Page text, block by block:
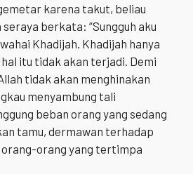
karena takut, beliau
berkata: “Sungguh aku
Khadijah. Khadijah hanya
itu tidak akan terjadi. Demi
tidak akan menghinakan
menyambung tali
beban orang yang sedang
tamu, dermawan terhadap
orang yang tertimpa